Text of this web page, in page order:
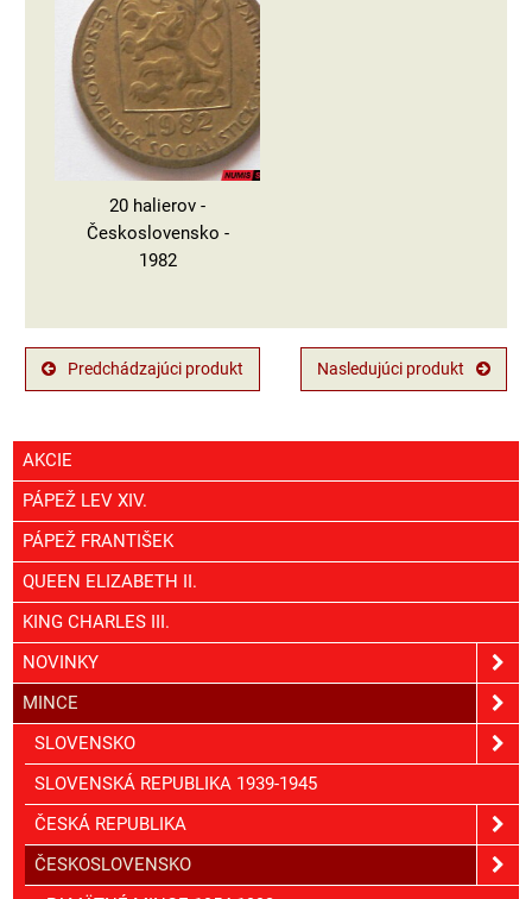
20 halierov -
Československo -
1982
Predchádzajúci produkt Nasledujúci produkt
AKCIE
PÁPEŽ LEV XIV.
PÁPEŽ FRANTIŠEK
QUEEN ELIZABETH II.
KING CHARLES III.
NOVINKY
MINCE
SLOVENSKO
SLOVENSKÁ REPUBLIKA 1939-1945
ČESKÁ REPUBLIKA
ČESKOSLOVENSKO